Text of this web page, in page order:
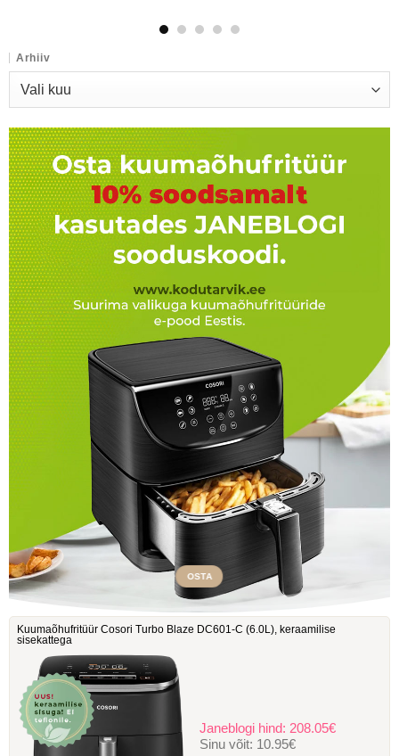
Arhiiv
Arhiiv
OSTA
Kuumaõhufritüür Cosori Turbo Blaze DC601-C ‎(6.0L), keraamilise
sisekattega
Janeblogi hind: 208.05€
Sinu võit: 10.95€